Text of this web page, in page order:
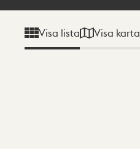
Visa lista Visa karta